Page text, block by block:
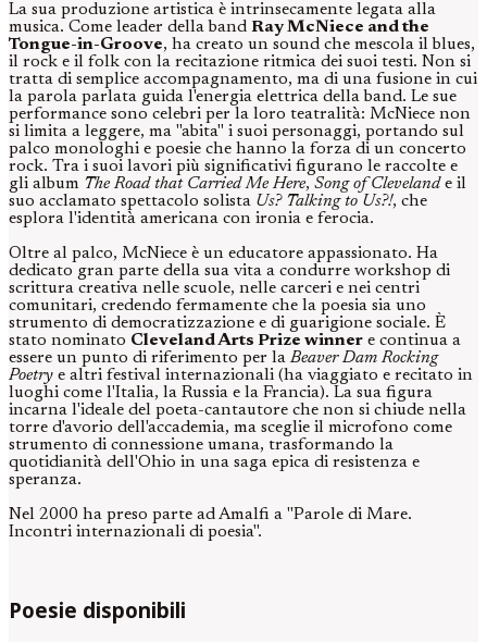
La sua produzione artistica è intrinsecamente legata alla
musica. Come leader della band Ray McNiece and the
Tongue-in-Groove, ha creato un sound che mescola il blues,
il rock e il folk con la recitazione ritmica dei suoi testi. Non si
tratta di semplice accompagnamento, ma di una fusione in cui
la parola parlata guida l'energia elettrica della band. Le sue
performance sono celebri per la loro teatralità: McNiece non
si limita a leggere, ma "abita" i suoi personaggi, portando sul
palco monologhi e poesie che hanno la forza di un concerto
rock. Tra i suoi lavori più significativi figurano le raccolte e
gli album The Road that Carried Me Here, Song of Clevelande il
suo acclamato spettacolo solista Us? Talking to Us?!, che
esplora l'identità americana con ironia e ferocia.
Oltre al palco, McNiece è un educatore appassionato. Ha
dedicato gran parte della sua vita a condurre workshop di
scrittura creativa nelle scuole, nelle carceri e nei centri
comunitari, credendo fermamente che la poesia sia uno
strumento di democratizzazione e di guarigione sociale. È
stato nominato Cleveland Arts Prize winner e continua a
essere un punto di riferimento per laBeaver Dam Rocking
Poetry e altri festival internazionali (ha viaggiato e recitato in
luoghi come l'Italia, la Russia e la Francia). La sua figura
incarna l'ideale del poeta-cantautore che non si chiude nella
torre d'avorio dell'accademia, ma sceglie il microfono come
strumento di connessione umana, trasformando la
quotidianità dell'Ohio in una saga epica di resistenza e
speranza.
Nel 2000 ha preso parte ad Amalfi a "Parole di Mare.
Incontri internazionali di poesia".
Poesie disponibili